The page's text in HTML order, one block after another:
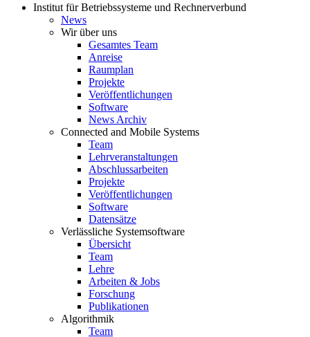
Institut für Betriebssysteme und Rechnerverbund
News
Wir über uns
Gesamtes Team
Anreise
Raumplan
Projekte
Veröffentlichungen
Software
News Archiv
Connected and Mobile Systems
Team
Lehrveranstaltungen
Abschlussarbeiten
Projekte
Veröffentlichungen
Software
Datensätze
Verlässliche Systemsoftware
Übersicht
Team
Lehre
Arbeiten & Jobs
Forschung
Publikationen
Algorithmik
Team